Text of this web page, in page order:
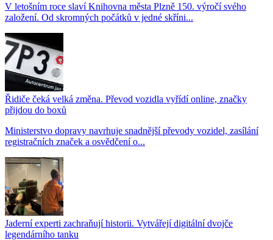
V letošním roce slaví Knihovna města Plzně 150. výročí svého
založení. Od skromných počátků v jedné skříni...
Řidiče čeká velká změna. Převod vozidla vyřídí online, značky
přijdou do boxů
Ministerstvo dopravy navrhuje snadnější převody vozidel, zasílání
registračních značek a osvědčení o...
Jaderní experti zachraňují historii. Vytvářejí digitální dvojče
legendárního tanku